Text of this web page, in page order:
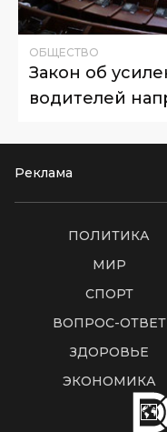
ОБЩЕСТВО
Закон об
водителей
Реклама
ПОЛИТИКА
МИР
СПОРТ
ВОПРОС-ОТВЕТ
ЗДОРОВЬЕ
ЭКОНОМИКА